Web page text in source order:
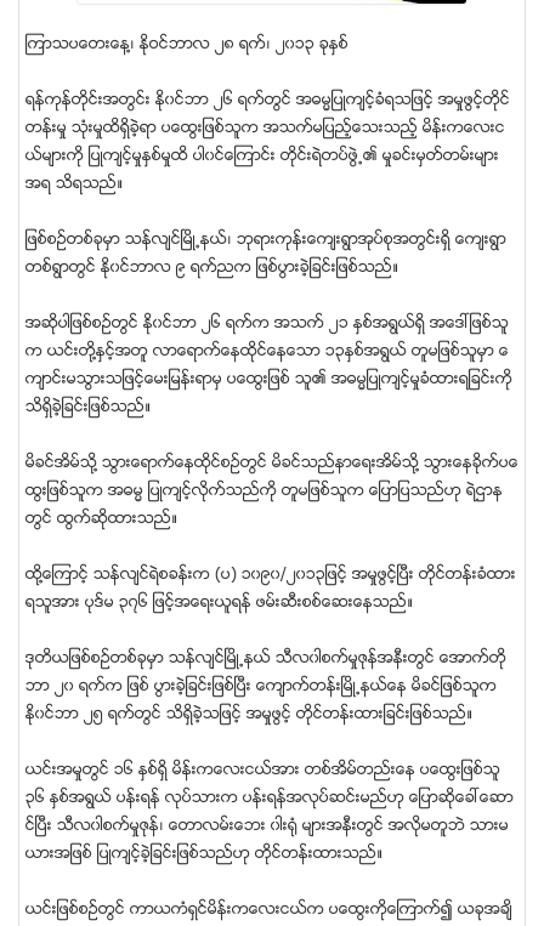
ၾကာသပေတးေန႔၊ ႏုိဝင္ဘာလ ၂၈ ရက္၊ ၂၀၁၃ ခုႏွစ္
ရန္ကုန္တိုင္းအတြင္း ႏို၀င္ဘာ ၂၆ ရက္တြင္ အဓမၼျပဳက်င့္ခံရသျဖင့္ အမႈဖြင့္တိုင္
တန္းမႈ သံုးမႈထိရွိခဲ့ရာ ပေထြးျဖစ္သူက အသက္မျပည့္ေသးသည့္ မိန္းကေလးင
ယ္မ်ားကုိ ျပဳက်င့္မႈႏွစ္မႈထိ ပါ၀င္ေၾကာင္း တုိင္းရဲတပ္ဖြဲ႕၏ မႈခင္းမွတ္တမ္းမ်ား
အရ သိရသည္။
ျဖစ္စဥ္တစ္ခုမွာ သန္လ်င္ၿမိဳ႕နယ္၊ ဘုရားကုန္းေက်းရြာအုပ္စုအတြင္းရွိ ေက်းရြာ
တစ္ရြာတြင္ ႏို၀င္ဘာလ ၉ ရက္ညက ျဖစ္ပြားခဲ့ျခင္းျဖစ္သည္။
အဆိုပါျဖစ္စဥ္တြင္ ႏုိ၀င္ဘာ ၂၆ ရက္က အသက္ ၂၁ ႏွစ္အရြယ္ရွိ အေဒၚျဖစ္သူ
က ယင္းတို႔ႏွင့္အတူ လာေရာက္ေနထိုင္ေနေသာ ၁၃ႏွစ္အရြယ္ တူမျဖစ္သူမွာ ေ
က်ာင္းမသြားသျဖင့္ေမးျမန္းရာမွ ပေထြးျဖစ္ သူ၏ အဓမၼျပဳက်င့္မႈခံထားရျခင္းကို
သိရွိခဲ့ျခင္းျဖစ္သည္။
မိခင္အိမ္သို႔ သြားေရာက္ေနထိုင္စဥ္တြင္ မိခင္သည္နာေရးအိမ္သုိ႔ သြားေနခိုက္ပေ
ထြးျဖစ္သူက အဓမၼ ျပဳက်င့္လိုက္သည္ကို တူမျဖစ္သူက ေျပာျပသည္ဟု ရဲဌာန
တြင္ ထြက္ဆုိထားသည္။
ထို႔ေၾကာင့္ သန္လ်င္ရဲစခန္းက (ပ) ၁၀၉၀/၂၀၁၃ျဖင့္ အမႈဖြင့္ၿပီး တိုင္တန္းခံထား
ရသူအား ပုဒ္မ ၃၇၆ ျဖင့္အေရးယူရန္ ဖမ္းဆီးစစ္ေဆးေနသည္။
ဒုတိယျဖစ္စဥ္တစ္ခုမွာ သန္လ်င္ၿမိဳ႕နယ္ သီလ၀ါစက္မႈဇုန္အနီးတြင္ ေအာက္တို
ဘာ ၂၀ ရက္က ျဖစ္ ပြားခဲ့ျခင္းျဖစ္ၿပီး ေက်ာက္တန္းၿမိဳ႕နယ္ေန မိခင္ျဖစ္သူက
ႏို၀င္ဘာ ၂၅ ရက္တြင္ သိရွိခဲ့သျဖင့္ အမႈဖြင့္ တိုင္တန္းထားျခင္းျဖစ္သည္။
ယင္းအမႈတြင္ ၁၆ ႏွစ္ရွိ မိန္းကေလးငယ္အား တစ္အိမ္တည္းေန ပေထြးျဖစ္သူ
၃၆ ႏွစ္အရြယ္ ပန္းရန္ လုပ္သားက ပန္းရန္အလုပ္ဆင္းမည္ဟု ေျပာဆိုေခၚေဆာ
င္ၿပီး သီလ၀ါစက္မႈဇုန္၊ ေတာလမ္းေဘး ၀ါး႐ုံ မ်ားအနီးတြင္ အလိုမတူဘဲ သားမ
ယားအျဖစ္ ျပဳက်င့္ခဲ့ျခင္းျဖစ္သည္ဟု တုိင္တန္းထားသည္။
ယင္းျဖစ္စဥ္တြင္ ကာယကံရွင္မိန္းကေလးငယ္က ပေထြးကိုေၾကာက္၍ ယခုအခ်ိ